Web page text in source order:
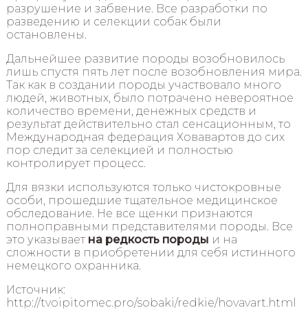
разрушение и забвение. Все разработки по
разведению и селекции собак были
остановлены.
Дальнейшее развитие породы возобновилось
лишь спустя пять лет после возобновления мира.
Так как в создании породы участвовало много
людей, животных, было потрачено невероятное
количество времени, денежных средств и
результат действительно стал сенсационным, то
Международная федерация Ховавартов до сих
пор следит за селекцией и полностью
контролирует процесс.
Для вязки используются только чистокровные
особи, прошедшие тщательное медицинское
обследование. Не все щенки признаются
полноправными представителями породы. Все
это указывает на редкость породы и на
сложности в приобретении для себя истинного
немецкого охранника.
Источник:
http://tvoipitomec.pro/sobaki/redkie/hovavart.html